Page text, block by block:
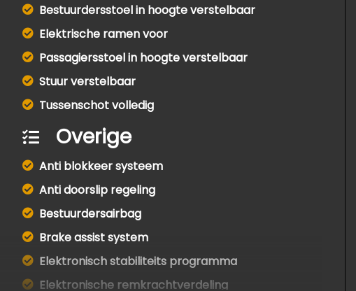
Bestuurdersstoel in hoogte verstelbaar
Elektrische ramen voor
Passagiersstoel in hoogte verstelbaar
Stuur verstelbaar
Tussenschot volledig
Overige
Anti blokkeer systeem
Anti doorslip regeling
Bestuurdersairbag
Brake assist system
Elektronisch stabiliteits programma
Elektronische remkrachtverdeling